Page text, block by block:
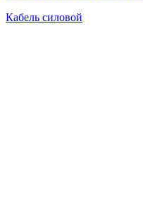
Кабель силовой